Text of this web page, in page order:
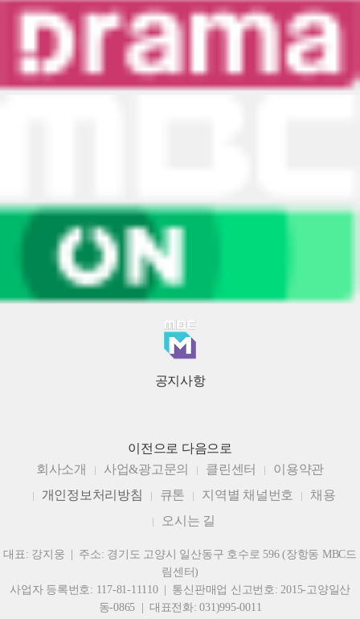
공지사항
이전으로 다음으로
회사소개
사업&광고문의 클린센터
이용약관
개인정보처리방침
큐톤 지역별 채널번호
채용
오시는 길
대표: 강지웅 | 주소: 경기도 고양시 일산동구 호수로 596 (장항동 MBC드
림센터)
사업자 등록번호: 117-81-11110 | 통신판매업 신고번호: 2015-고양일산
동-0865 | 대표전화: 031)995-0011